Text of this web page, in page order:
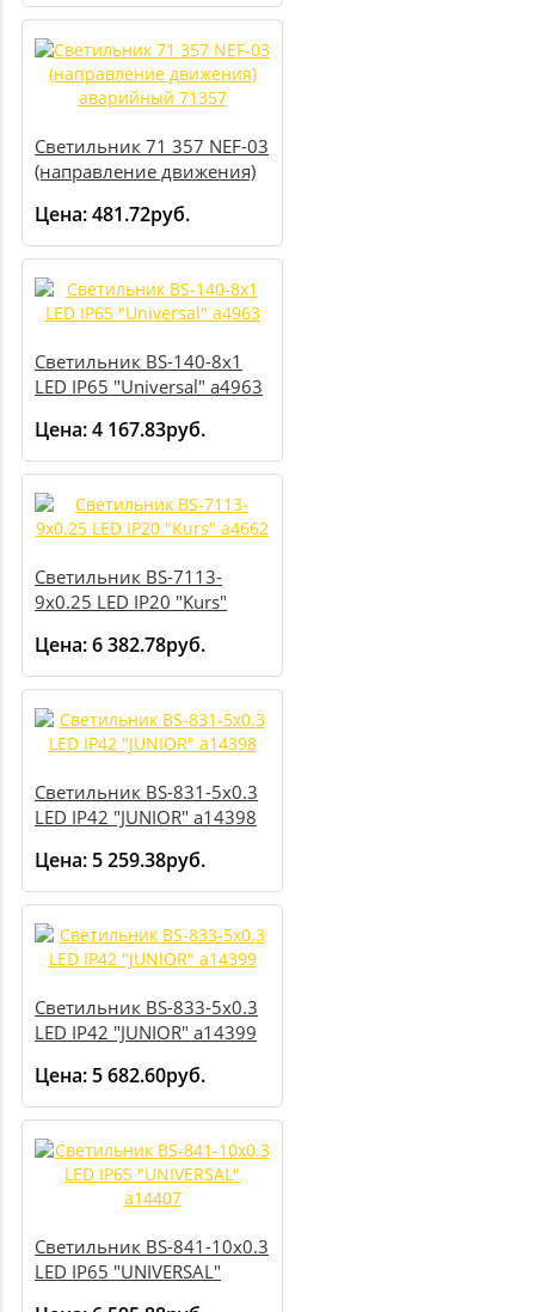
Светильник 71 357 NEF-03
(направление движения)
Цена:481.72руб.
Светильник BS-140-8х1
LED IP65 "Universal" a4963
Цена:4 167.83руб.
Светильник BS-7113-
9х0.25 LED IP20 "Kurs"
Цена:6 382.78руб.
Светильник BS-831-5х0.3
LED IP42 "JUNIOR" a14398
Цена: 5 259.38руб.
Светильник BS-833-5х0.3
LED IP42 "JUNIOR" a14399
Цена: 5 682.60руб.
Светильник BS-841-10х0.3
LED IP65 "UNIVERSAL"